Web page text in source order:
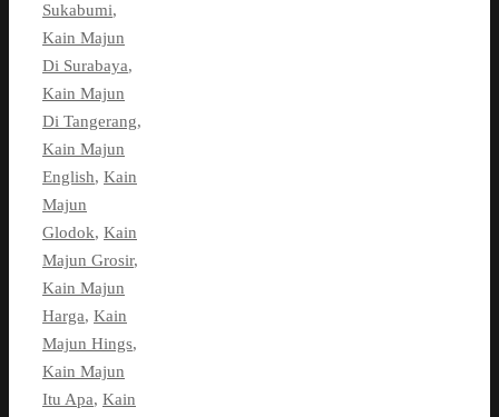
Sukabumi,
Kain Majun
Di Surabaya,
Kain Majun
Di Tangerang,
Kain Majun
English, Kain
Majun
Glodok, Kain
Majun Grosir,
Kain Majun
Harga, Kain
Majun Hings,
Kain Majun
Itu Apa, Kain